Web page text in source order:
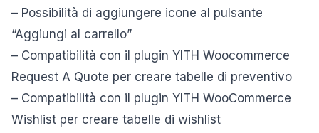
– Possibilità di aggiungere icone al pulsante
“Aggiungi al carrello”
– Compatibilità con il plugin YITH Woocommerce
Request A Quote per creare tabelle di preventivo
– Compatibilità con il plugin YITH WooCommerce
Wishlist per creare tabelle di wishlist